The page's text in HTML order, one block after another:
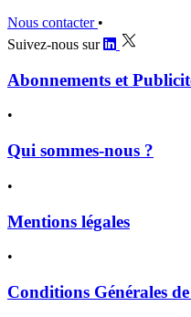
Nous contacter •
Suivez-nous sur
Abonnements et
•
Qui sommes-nous ?
•
Mentions légales
•
Conditions Générales